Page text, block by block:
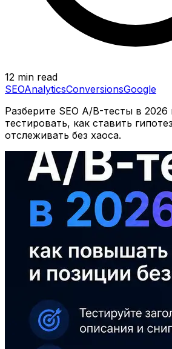
12 min read
SEOAnalyticsConversionsGoogle
Разберите SEO A/B-тесты в 2026
тестировать, как ставить
отслеживать без хаоса.